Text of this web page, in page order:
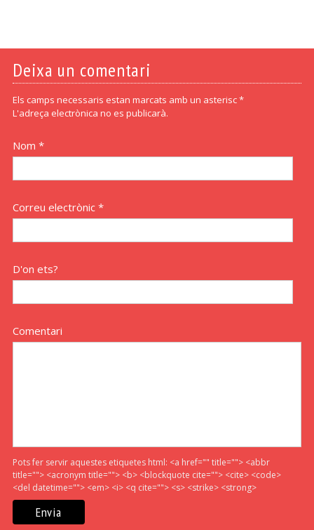
Deixa un comentari
Els camps necessaris estan marcats amb un asterisc *
L'adreça electrònica no es publicarà.
Nom *
Correu electrònic *
D'on ets?
Comentari
Pots fer servir aquestes etiquetes html: <a href="" title=""> <abbr
title=""> <acronym title=""> <b> <blockquote cite=""> <cite> <code>
<del datetime=""> <em> <i> <q cite=""> <s> <strike> <strong>